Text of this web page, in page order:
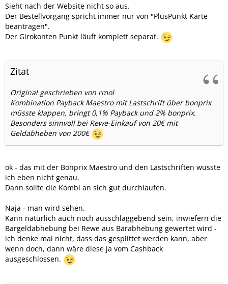
Sieht nach der Website nicht so aus.
Der Bestellvorgang spricht immer nur von "PlusPunkt Karte
beantragen".
Der Girokonten Punkt läuft komplett separat.
Zitat
Original geschrieben von rmol
Kombination Payback Maestro mit Lastschrift über bonprix
müsste klappen, bringt 0,1% Payback und 2% bonprix.
Besonders sinnvoll bei Rewe-Einkauf von 20€ mit
Geldabheben von 200€
ok - das mit der Bonprix Maestro und den Lastschriften wusste
ich eben nicht genau.
Dann sollte die Kombi an sich gut durchlaufen.
Naja - man wird sehen.
Kann natürlich auch noch ausschlaggebend sein, inwiefern die
Bargeldabhebung bei Rewe aus Barabhebung gewertet wird -
ich denke mal nicht, dass das gesplittet werden kann, aber
wenn doch, dann wäre diese ja vom Cashback
ausgeschlossen.